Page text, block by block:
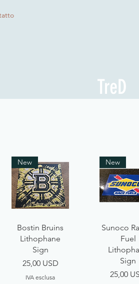
TreD
Vista rapida
New
Bostin Bruins
Lithophane
Sign
Prezzo
25,00 USD
IVA esclusa
Vista
New
Sunoco
Fuel
Sign
Prezzo
25,00